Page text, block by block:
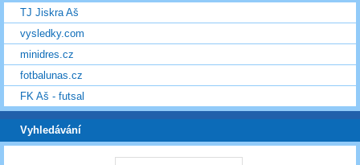
TJ Jiskra Aš
vysledky.com
minidres.cz
fotbalunas.cz
FK Aš - futsal
Vyhledávání